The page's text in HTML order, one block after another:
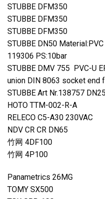
STUBBE DFM350
STUBBE DFM350
STUBBE DFM350
STUBBE DN50
119306 PS:10bar
STUBBE DMV 755 PVC-U
union DIN 8063 socket end
STUBBE Art Nr.138757
HOTO TTM-002-R-A
RELECO C5-A30 230VAC
NDV CR CR DN65
竹网 4DF100
竹网 4P100
Panametrics 26MG
TOMY SX500